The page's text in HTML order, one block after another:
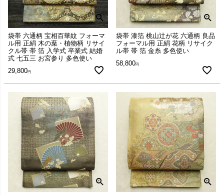
袋帯 六通柄 宝相百華紋 フォーマ
ル用 正絹 木の葉・植物柄 リサイ
クル帯 帯 箔 入学式 卒業式 結婚
式 七五三 お宮参り 多色使い
29,800
袋帯 漆箔 桃山辻が花 六通柄 良品
フォーマル用 正絹 花柄 リサイク
ル帯 帯 箔 金糸 多色使い
58,800